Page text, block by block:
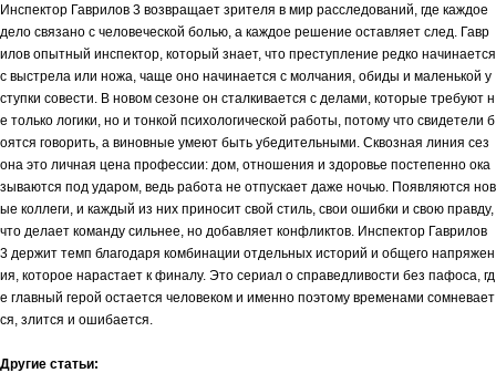
Инспектор Гаврилов 3 возвращает зрителя в мир расследований, где каждое
дело связано с человеческой болью, а каждое решение оставляет след. Гавр
илов опытный инспектор, который знает, что преступление редко начинается
с выстрела или ножа, чаще оно начинается с молчания, обиды и маленькой у
ступки совести. В новом сезоне он сталкивается с делами, которые требуют н
е только логики, но и тонкой психологической работы, потому что свидетели б
оятся говорить, а виновные умеют быть убедительными. Сквозная линия сез
она это личная цена профессии: дом, отношения и здоровье постепенно ока
зываются под ударом, ведь работа не отпускает даже ночью. Появляются нов
ые коллеги, и каждый из них приносит свой стиль, свои ошибки и свою правду,
что делает команду сильнее, но добавляет конфликтов. Инспектор Гаврилов
3 держит темп благодаря комбинации отдельных историй и общего напряжен
ия, которое нарастает к финалу. Это сериал о справедливости без пафоса, гд
е главный герой остается человеком и именно поэтому временами сомневает
ся, злится и ошибается.
Другие статьи: